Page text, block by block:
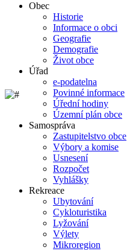
Obec
Historie
Informace o obci
Geografie
Demografie
Život obce
Úřad
e-podatelna
Povinné informace
Úřední hodiny
Územní plán obce
Samospráva
Zastupitelstvo obce
Výbory a komise
Usnesení
Rozpočet
Vyhlášky
Rekreace
Ubytování
Cykloturistika
Lyžování
Výlety
Mikroregion